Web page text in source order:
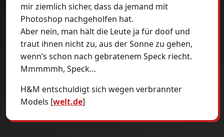
mir ziemlich sicher, dass da jemand mit
Photoshop nachgeholfen hat.
Aber nein, man hält die Leute ja für doof und
traut ihnen nicht zu, aus der Sonne zu gehen,
wenn’s schon nach gebratenem Speck riecht.
Mmmmmh, Speck…
H&M entschuldigt sich wegen verbrannter
Models [welt.de]